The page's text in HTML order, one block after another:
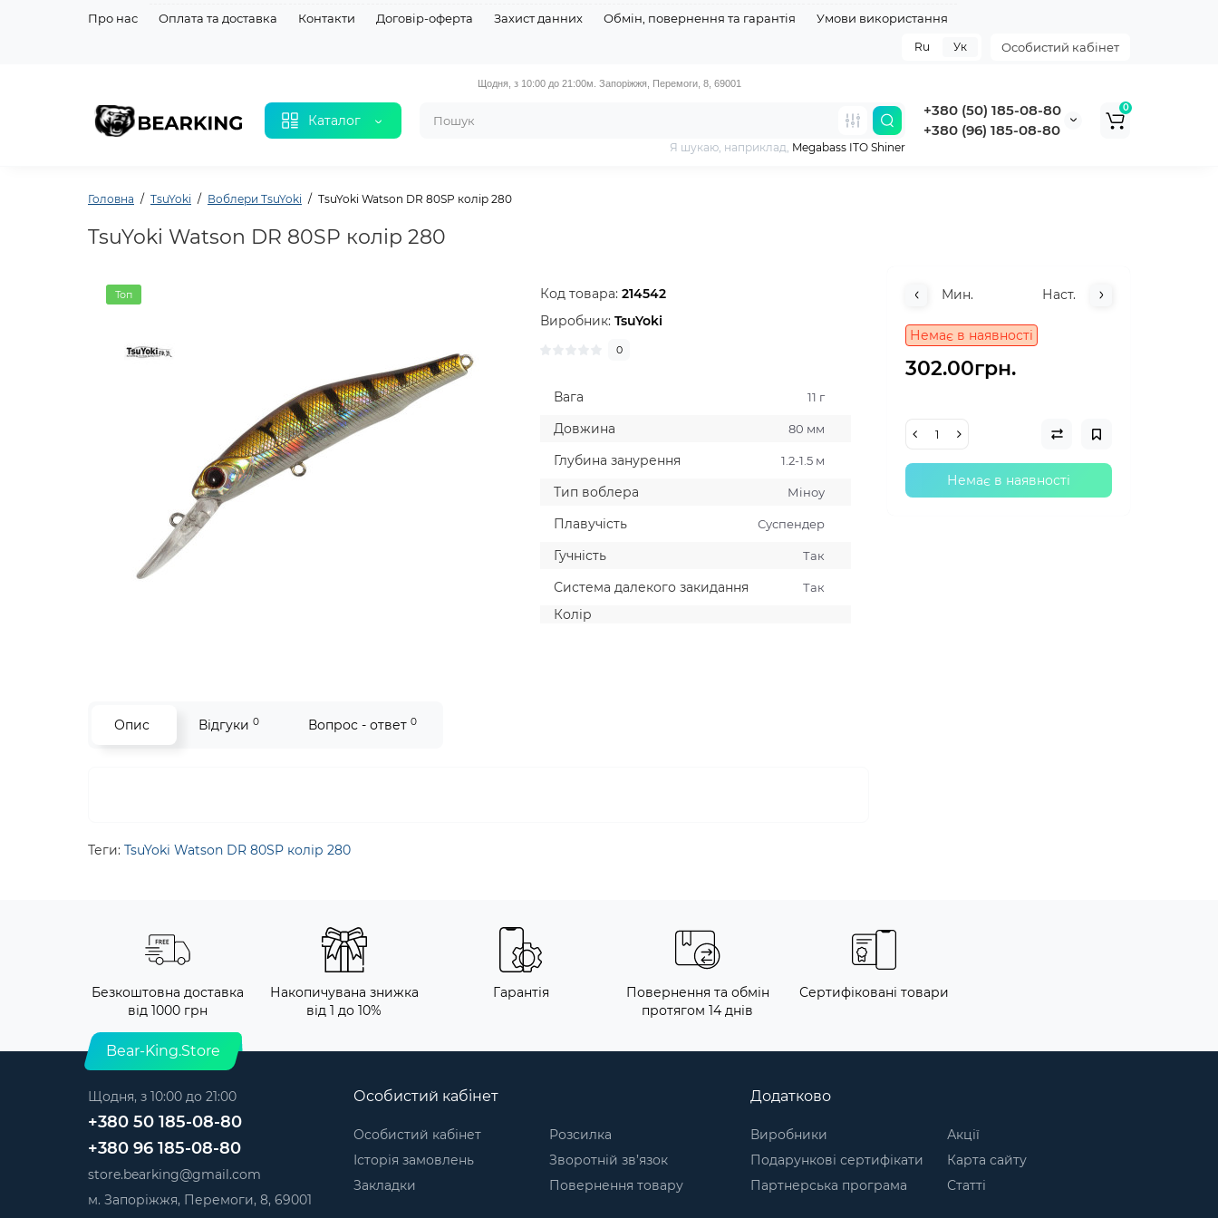
Про нас Оплата та доставка Контакти Договір-оферта Захист данних Обмін, повернення та гарантія
Умови використання
Особистий кабінет
Ru Ук
Каталог
Щодня, з 10:00 до 21:00м. Запоріжжя, Перемоги, 8, 69001
+380 (50) 185-08-80
+380 (96) 185-08-80
Я шукаю, наприклад, Megabass ITO Shiner
0
Головна TsuYoki Воблери TsuYoki TsuYoki Watson DR 80SP колір 280
TsuYoki Watson DR 80SP колір 280
Топ Код товара:214542
Виробник:TsuYoki
0
Вага 11 г
Довжина 80 мм
Глубина занурення 1.2-1.5 м
Тип воблера Мiноу
Плавучiсть Суспендер
Гучнiсть Так
Система далекого закидання Так
Колiр
Мин. Наст.
Немає в наявності
302.00грн.
Немає в наявності
Опис Відгуки 0 Вопрос - ответ 0
Теги: TsuYoki Watson DR 80SP колір 280
Безкоштовна доставка
від 1000 грн
Накопичувана знижка
від 1 до 10%
Гарантія
Повернення та обмін
протягом 14 днів
Сертифіковані товари
Bear-King.Store
Щодня, з 10:00 до 21:00
+380 50 185-08-80
+380 96 185-08-80
store.bearking@gmail.com
м. Запоріжжя, Перемоги, 8, 69001
Особистий кабінет
Особистий кабінет
Історія замовлень
Закладки
Розсилка
Зворотній зв’язок
Повернення товару
Додатково
Виробники
Подарункові сертифікати
Партнерська програма
Акції
Карта сайту
Статті